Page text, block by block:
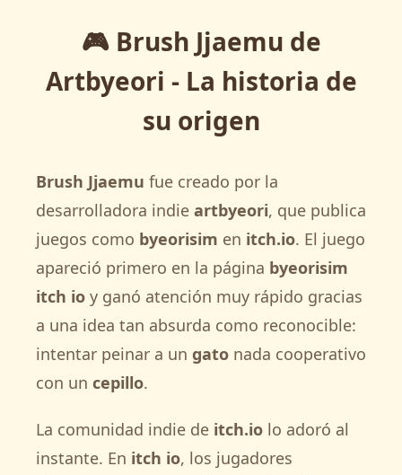
🎮 Brush Jjaemu de
Artbyeori - La historia de
su origen
Brush Jjaemu fue creado por la
desarrolladora indie artbyeori, que publica
juegos como byeorisim en itch.io. El juego
apareció primero en la página byeorisim
itch io y ganó atención muy rápido gracias
a una idea tan absurda como reconocible:
intentar peinar a un gato nada cooperativo
con un cepillo.
La comunidad indie de itch.io lo adoró al
instante. En itch io, los jugadores